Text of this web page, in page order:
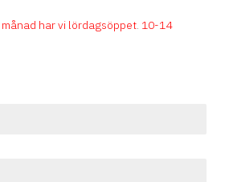
har vi lördagsöppet. 10-14